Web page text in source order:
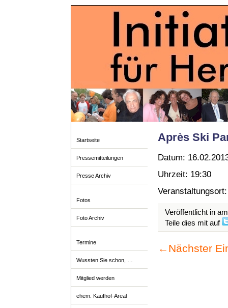
Startseite
Pressemitteilungen
Presse Archiv
Fotos
Foto Archiv
Termine
Wussten Sie schon, …
Mitglied werden
ehem. Kaufhof-Areal
Après Ski
Datum:
Uhrzeit: 19:30
Veröffentlicht in
Teile dies mit auf
← Nächster